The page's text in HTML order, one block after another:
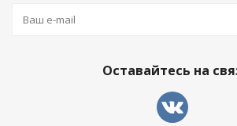
Оставайтесь на